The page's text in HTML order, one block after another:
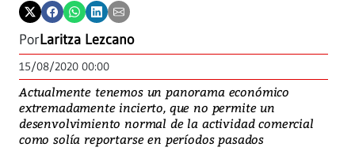
PorLaritza Lezcano
15/08/2020 00:00
Actualmente tenemos un panorama económico
extremadamente incierto, que no permite un
desenvolvimiento normal de la actividad comercial
como solía reportarse en períodos pasados